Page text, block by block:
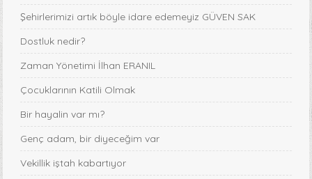
Şehirlerimizi artık böyle idare edemeyiz GÜVEN SAK
Dostluk nedir?
Zaman Yönetimi İlhan ERANIL
Çocuklarının Katili Olmak
Bir hayalin var mı?
Genç adam, bir diyeceğim var
Vekillik iştah kabartıyor